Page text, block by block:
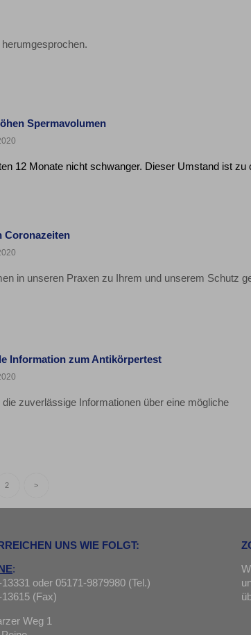
Spermavolumen
12 Monate nicht schwanger. Dieser Umstand ist zu
Coronazeiten
in unseren Praxen zu Ihrem und unserem Schutz
Information zum Antikörpertest
zuverlässige Informationen über eine mögliche
2 >
UNS WIE FOLGT:
:
oder 05171-9879980 (Tel.)
(Fax)
Weg 1